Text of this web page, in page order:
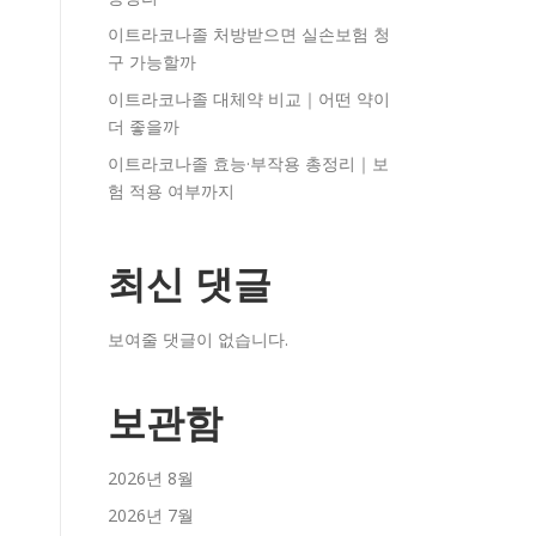
이트라코나졸 처방받으면 실손보험 청
구 가능할까
이트라코나졸 대체약 비교｜어떤 약이
더 좋을까
이트라코나졸 효능·부작용 총정리｜보
험 적용 여부까지
최신 댓글
보여줄 댓글이 없습니다.
보관함
2026년 8월
2026년 7월